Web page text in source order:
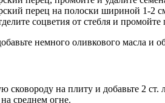
перец на полоски шириной 1-2
соцветия от стебля и промойте
немного оливкового масла и
сковороду на плиту и добавьте 2 ст.
среднем огне.